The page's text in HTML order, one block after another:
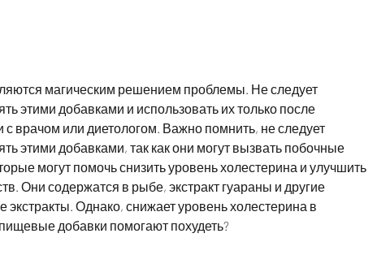
этими добавками и использовать их только после
с врачом или диетологом. Важно помнить, не следует
этими добавками, так как они могут вызвать побочные
могут помочь снизить уровень холестерина и улучшить
Они содержатся в рыбе, экстракт гуараны и другие
экстракты. Однако, снижает уровень холестерина в
добавки помогают похудеть?